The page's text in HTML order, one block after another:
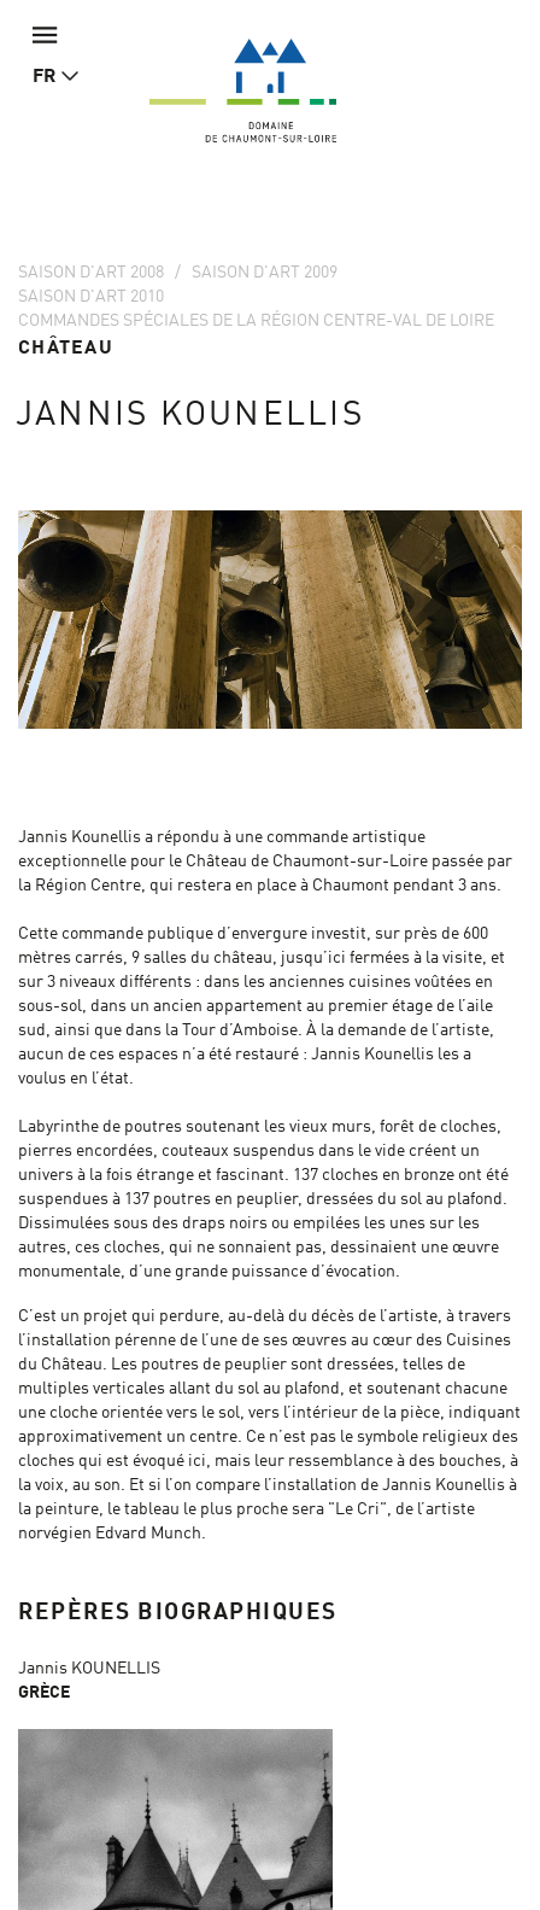
FR
SAISON D'ART 2008
SAISON D'ART 2009
SAISON D'ART 2010
COMMANDES SPÉCIALES DE LA RÉGION CENTRE-VAL DE LOIRE
CHÂTEAU
JANNIS KOUNELLIS
Jannis Kounellis a répondu à une commande artistique
exceptionnelle pour le Château de Chaumont-sur-Loire passée par
la Région Centre, qui restera en place à Chaumont pendant 3 ans.
Cette commande publique d’envergure investit, sur près de 600
mètres carrés, 9 salles du château, jusqu’ici fermées à la visite, et
sur 3 niveaux différents : dans les anciennes cuisines voûtées en
sous-sol, dans un ancien appartement au premier étage de l’aile
sud, ainsi que dans la Tour d’Amboise. À la demande de l’artiste,
aucun de ces espaces n’a été restauré : Jannis Kounellis les a
voulus en l’état.
Labyrinthe de poutres soutenant les vieux murs, forêt de cloches,
pierres encordées, couteaux suspendus dans le vide créent un
univers à la fois étrange et fascinant. 137 cloches en bronze ont été
suspendues à 137 poutres en peuplier, dressées du sol au plafond.
Dissimulées sous des draps noirs ou empilées les unes sur les
autres, ces cloches, qui ne sonnaient pas, dessinaient une œuvre
monumentale, d’une grande puissance d’évocation.
C’est un projet qui perdure, au-delà du décès de l’artiste, à travers
l’installation pérenne de l’une de ses œuvres au cœur des Cuisines
du Château. Les poutres de peuplier sont dressées, telles de
multiples verticales allant du sol au plafond, et soutenant chacune
une cloche orientée vers le sol, vers l’intérieur de la pièce, indiquant
approximativement un centre. Ce n’est pas le symbole religieux des
cloches qui est évoqué ici, mais leur ressemblance à des bouches, à
la voix, au son. Et si l’on compare l’installation de Jannis Kounellis à
la peinture, le tableau le plus proche sera "Le Cri", de l’artiste
norvégien Edvard Munch.
REPÈRES BIOGRAPHIQUES
Jannis KOUNELLIS
GRÈCE